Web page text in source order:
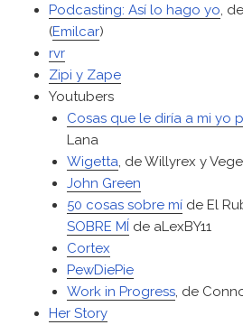
Podcasting: Así lo hago yo,
(Emilcar)
rvr
Zipi y Zape
Youtubers
Cosas que le diría a mi yo
Lana
Wigetta, de Willyrex y
John Green
50 cosas sobre mí de El
SOBRE MÍ de aLexBY11
Cortex
PewDiePie
Work in Progress, de
Her Story